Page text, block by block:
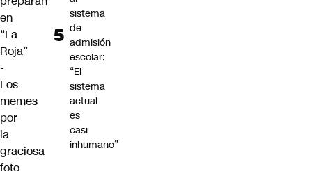
en
“La
Roja”
-
Los
memes
por
la
graciosa
foto
sistema
de
admisión
escolar:
“El
sistema
actual
es
casi
inhumano”